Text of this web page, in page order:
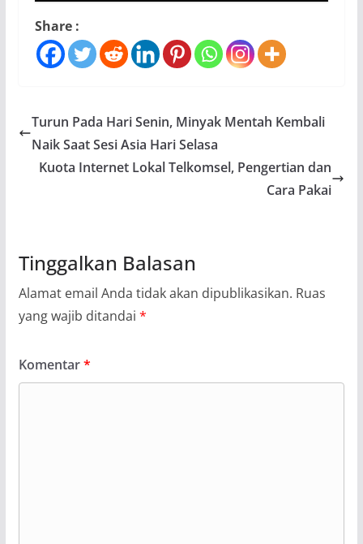
Share :
Turun Pada Hari Senin, Minyak Mentah Kembali
Naik Saat Sesi Asia Hari Selasa
Kuota Internet Lokal Telkomsel, Pengertian dan
Cara Pakai
Tinggalkan Balasan
Alamat email Anda tidak akan dipublikasikan. Ruas
yang wajib ditandai *
Komentar*